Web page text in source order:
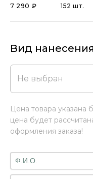
7 290 ₽ 152 шт.
Вид нанесения
Не выбран
Цена товара указана
цена будет
оформления заказа!